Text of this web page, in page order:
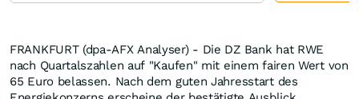
FRANKFURT (dpa-AFX Analyser) - Die DZ Bank hat RWE
nach Quartalszahlen auf "Kaufen" mit einem fairen Wert von
65 Euro belassen. Nach dem guten Jahresstart des